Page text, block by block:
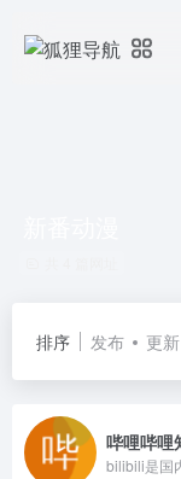
排序 发布 更新
哔哩哔哩